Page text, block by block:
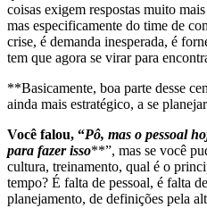
coisas exigem respostas muito
mas especificamente do time de
crise, é demanda inesperada, é
tem que agora se virar para
**Basicamente, boa parte desse
ainda mais estratégico, a se
Você falou, “Pô, mas o pessoal
para fazer isso**”, mas se você
cultura, treinamento, qual é o
tempo? É falta de pessoal, é falta
planejamento, de definições pela